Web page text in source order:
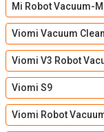
Mi Robot Vacuum-
Viomi Vacuum
Viomi V3 Robot
Viomi S9
Viomi Robot